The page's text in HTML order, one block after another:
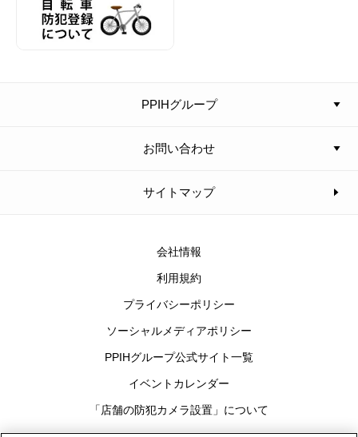
PPIHグループ
お問い合わせ
サイトマップ
会社情報
利用規約
プライバシーポリシー
ソーシャルメディアポリシー
PPIHグループ公式サイト一覧
イベントカレンダー
「店舗の防犯カメラ設置」について